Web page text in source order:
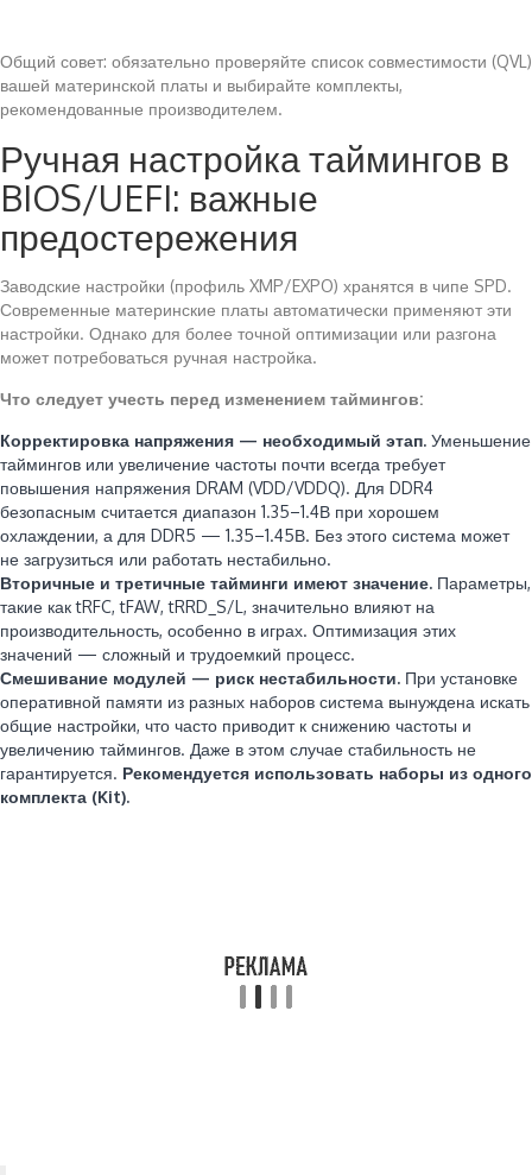
Общий совет: обязательно проверяйте список совместимости (QVL)
вашей материнской платы и выбирайте комплекты,
рекомендованные производителем.
Ручная настройка таймингов в
BIOS/UEFI: важные
предостережения
Заводские настройки (профиль XMP/EXPO) хранятся в чипе SPD.
Современные материнские платы автоматически применяют эти
настройки. Однако для более точной оптимизации или разгона
может потребоваться ручная настройка.
Что следует учесть перед изменением таймингов:
Корректировка напряжения — необходимый этап. Уменьшение
таймингов или увеличение частоты почти всегда требует
повышения напряжения DRAM (VDD/VDDQ). Для DDR4
безопасным считается диапазон 1.35–1.4В при хорошем
охлаждении, а для DDR5 — 1.35–1.45В. Без этого система может
не загрузиться или работать нестабильно.
Вторичные и третичные тайминги имеют значение. Параметры,
такие как tRFC, tFAW, tRRD_S/L, значительно влияют на
производительность, особенно в играх. Оптимизация этих
значений — сложный и трудоемкий процесс.
Смешивание модулей — риск нестабильности. При установке
оперативной памяти из разных наборов система вынуждена искать
общие настройки, что часто приводит к снижению частоты и
увеличению таймингов. Даже в этом случае стабильность не
гарантируется. Рекомендуется использовать наборы из одного
комплекта (Kit).